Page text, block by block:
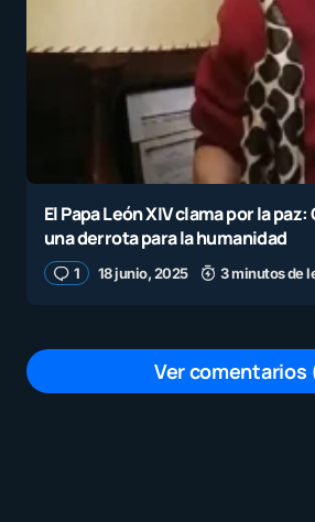
El Papa León XIV clama por la
una derrota para la humanidad
1 18 junio, 2025 3 minutos de
Ver comentarios